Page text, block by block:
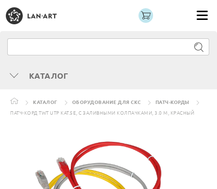
КАТАЛОГ
КАТАЛОГ ОБОРУДОВАНИЕ ДЛЯ СКС
ПАТЧ-КОРДЫ
ПАТЧ-КОРД TWT UTP КАТ.5E, С ЗАЛИВНЫМИ КОЛПАЧКАМИ, 3.0 М, КРАСНЫЙ